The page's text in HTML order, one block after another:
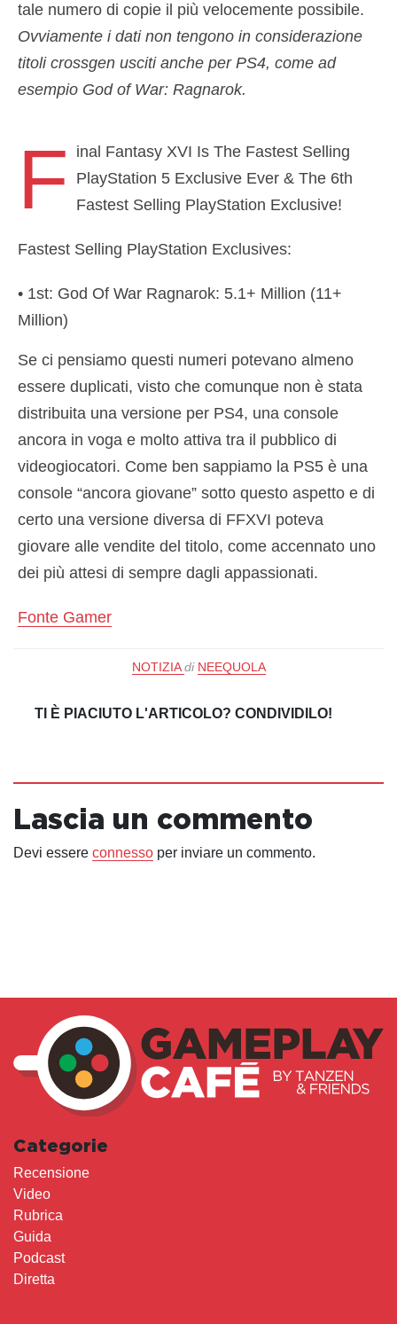
tale numero di copie il più velocemente possibile.
Ovviamente i dati non tengono in considerazione
titoli crossgen usciti anche per PS4, come ad
esempio God of War: Ragnarok.
F
inal Fantasy XVI Is The Fastest Selling
PlayStation 5 Exclusive Ever & The 6th
Fastest Selling PlayStation Exclusive!
Fastest Selling PlayStation Exclusives:
• 1st: God Of War Ragnarok: 5.1+ Million (11+
Million)
• 2nd: The Last Of Us Part II: 4+ Million (10+
Million)
•…pic.twitter.com/MLamgj4wDI
— @Zuby_Tech (@Zuby_Tech)
Se ci pensiamo questi numeri potevano almeno
essere duplicati, visto che comunque non è stata
distribuita una versione per PS4, una console
ancora in voga e molto attiva tra il pubblico di
videogiocatori. Come ben sappiamo la PS5 è una
console “ancora giovane” sotto questo aspetto e di
certo una versione diversa di FFXVI poteva
giovare alle vendite del titolo, come accennato uno
dei più attesi di sempre dagli appassionati.
Fonte Gamer
NOTIZIA di NEEQUOLA
TI È PIACIUTO L'ARTICOLO? CONDIVIDILO!
Lascia un commento
Devi essere connesso per inviare un commento.
Categorie
Recensione
Video
Rubrica
Guida
Podcast
Diretta